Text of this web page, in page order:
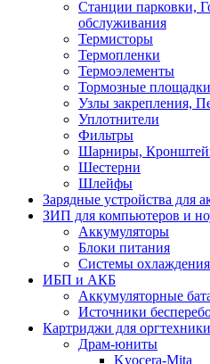
Станции парковки,
обслуживания
Термисторы
Термопленки
Термоэлементы
Тормозные площадки
Узлы закрепления,
Уплотнители
Фильтры
Шарниры,
Шестерни
Шлейфы
Зарядные устройства для
ЗИП для компьютеров и
Аккумуляторы
Блоки питания
Системы охлаждения
ИБП и АКБ
Аккумуляторные
Источники
Картриджи для оргтехники
Драм-юниты
Kyocera-Mita